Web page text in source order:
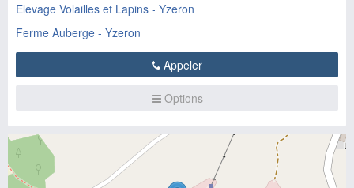
Elevage Volailles et Lapins - Yzeron
Ferme Auberge - Yzeron
Appeler
Options